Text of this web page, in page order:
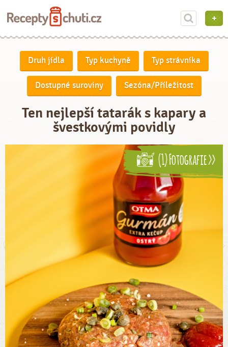
Druh jídla Typ kuchyně Typ strávníka
Dostupné suroviny Sezóna/Příležitost
Ten nejlepší tatarák s kapary a
švestkovými povidly
(1) Fotografie >>